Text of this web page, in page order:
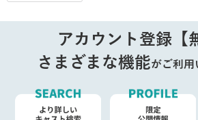
アカウント登録【
さまざまな機能がご利用